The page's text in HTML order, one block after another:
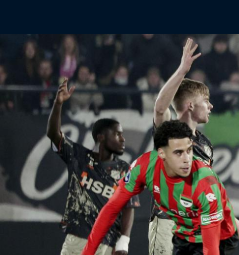
Eurojackpot KNVB Beker
Voor het laatste nieuws, uitslagen en
programma van de Eurojackpot KNVB
Rinus
De online assistent voor alle jeugdtrainers
van Nederland.